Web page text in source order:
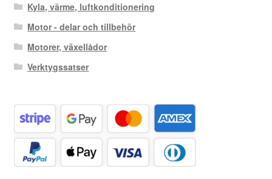
Kyla, värme, luftkonditionering
Motor - delar och tillbehör
Motorer, växellådor
Verktygssatser